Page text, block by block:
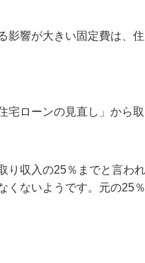
影響が大きい固定費は、
宅ローンの見直し」から
り収入の25％までと言わ
くないようです。元の25